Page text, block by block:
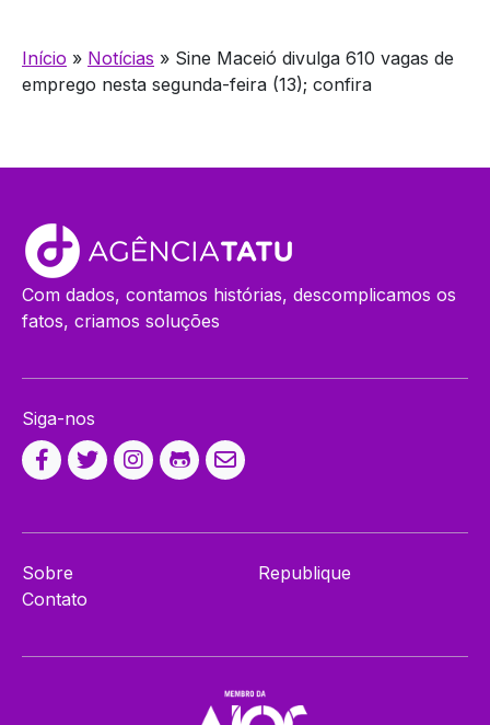
Início » Notícias » Sine Maceió divulga 610 vagas de
emprego nesta segunda-feira (13); confira
Com dados, contamos histórias, descomplicamos os
fatos, criamos soluções
Siga-nos
Sobre
Contato
Republique